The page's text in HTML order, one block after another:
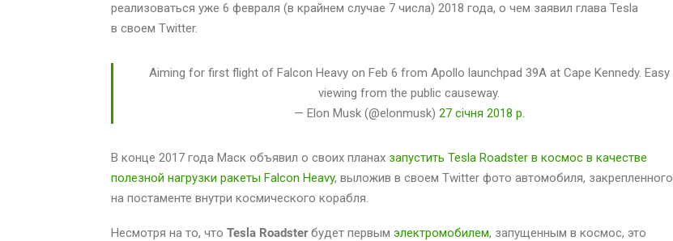
реализоваться уже 6 февраля (в крайнем случае 7 числа) 2018 года, о чем заявил глава Tesla
в своем Twitter.
Aiming for first flight of Falcon Heavy on Feb 6 from Apollo launchpad 39A at Cape Kennedy. Easy
viewing from the public causeway.
— Elon Musk (@elonmusk) 27 січня 2018 р.
В конце 2017 года Маск объявил о своих планах запустить Tesla Roadster в космос в качестве
полезной нагрузки ракеты Falcon Heavy, выложив в своем Twitter фото автомобиля, закрепленного
на постаменте внутри космического корабля.
Несмотря на то, что Tesla Roadsterбудет первым электромобилем, запущенным в космос, это